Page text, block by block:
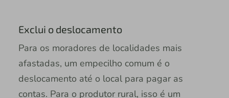
Exclui o deslocamento
Para os moradores de localidades mais
afastadas, um empecilho comum é o
deslocamento até o local para pagar as
contas. Para o produtor rural, isso é um